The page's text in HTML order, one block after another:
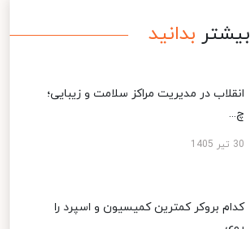
بیشتر بدانید
انقلاب در مدیریت مراکز سلامت و زیبایی؛
چ...
30 تیر 1405
کدام بروکر کمترین کمیسیون و اسپرد را